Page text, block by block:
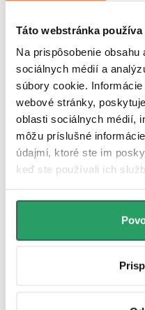
Táto webstránka
Na prispôsobenie
sociálnych médií a
súbory cookie.
webové stránky,
oblasti sociálnych médií,
môžu príslušné
údajmi, ktoré ste im
keď ste používali ich
Stenový profil s možnosťou
prvkom pri inštalácii
presné prispôsobenie
zároveň kompenzuje
Povrchová úprava
Úprava EasyClean uľahčuje
nečistôt. Nanáša sa na
vodou. Vďaka hydrofóbnej
ľahšie udržuje. Vrstva vydrží
Inštalácia na
Je možné inštalovať flexibilne
rôznym priestorom podľa